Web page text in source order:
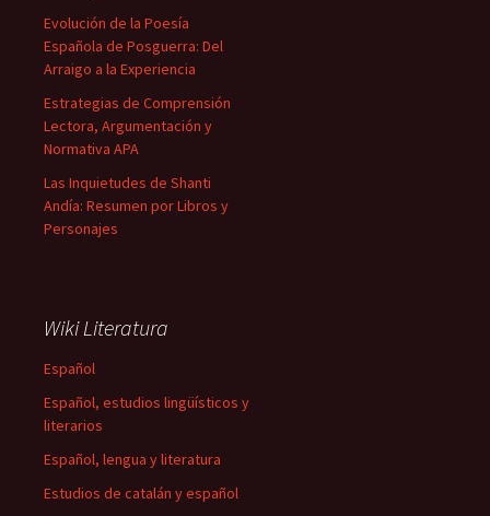
Evolución de la Poesía
Española de Posguerra: Del
Arraigo a la Experiencia
Estrategias de Comprensión
Lectora, Argumentación y
Normativa APA
Las Inquietudes de Shanti
Andía: Resumen por Libros y
Personajes
Wiki Literatura
Español
Español, estudios lingüísticos y
literarios
Español, lengua y literatura
Estudios de catalán y español